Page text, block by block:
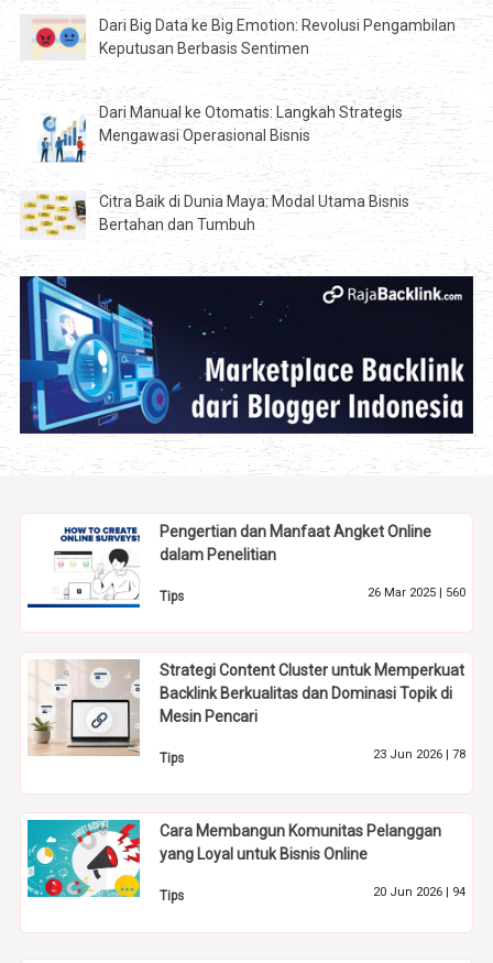
Dari Big Data ke Big Emotion: Revolusi Pengambilan
Keputusan Berbasis Sentimen
Dari Manual ke Otomatis: Langkah Strategis
Mengawasi Operasional Bisnis
Citra Baik di Dunia Maya: Modal Utama Bisnis
Bertahan dan Tumbuh
Pengertian dan Manfaat Angket Online
dalam Penelitian
Tips 26 Mar 2025 | 560
Strategi Content Cluster untuk Memperkuat
Backlink Berkualitas dan Dominasi Topik di
Mesin Pencari
Tips 23 Jun 2026 | 78
Cara Membangun Komunitas Pelanggan
yang Loyal untuk Bisnis Online
Tips 20 Jun 2026 | 94